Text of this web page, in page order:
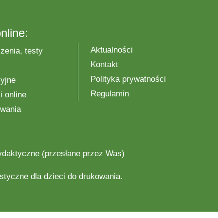
testy
online
Aktualności
Kontakt
Polityka prywatności
Regulamin
(przesłane przez Was)
dla dzieci do drukowania.